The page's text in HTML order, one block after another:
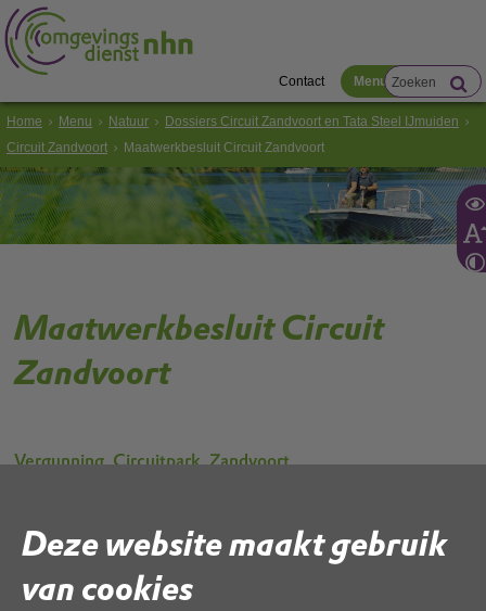
Deze website maakt gebruik
van cookies
Contact Menu
Home Menu Natuur
Dossiers Circuit Zandvoort en Tata Steel IJmuiden
Circuit Zandvoort
Maatwerkbesluit Circuit Zandvoort
Maatwerkbesluit Circuit
Zandvoort
Vergunning_Circuitpark_Zandvoort
ontwerpbesluit_maatwerk
pdf , 878kB